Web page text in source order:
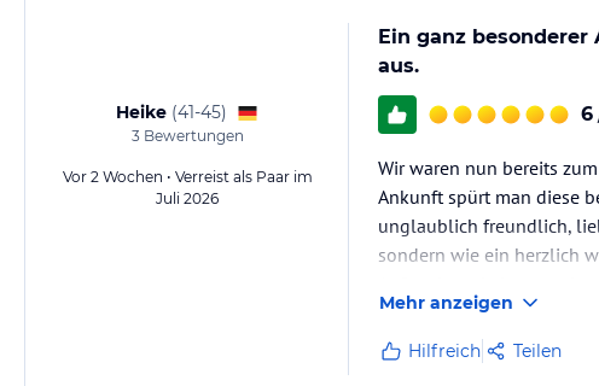
Bei uns wartet ein abwechslungsreiches Wochenprogramm, dass sich nach
Kräftigungstraining, Stretching, Radtouren oder geführte Wanderungen – für
Erfahrene Wellness- und Aktivtrainer begleiten die Aktivitäten und sorgen
kommen. So lassen sich neue Energie tanken und die Tiroler Bergwelt in
Allgemeine und unverbindliche Hoteliers-/Veranstalter-/
Gewähr und ohne Prüfung durch HolidayCheck. Bitte lies vor der Buchung
Heike (41-45)
3Bewertungen
Vor 2 Wochen • Verreist als Paar im
Juli 2026
Ein ganz
aus.
6
Wir waren nun bereits
Ankunft spürt man diese
unglaublich freundlich,
sondern wie ein herzlich
Besonders schön fanden
Mehr anzeigen
Hilfreich Teilen